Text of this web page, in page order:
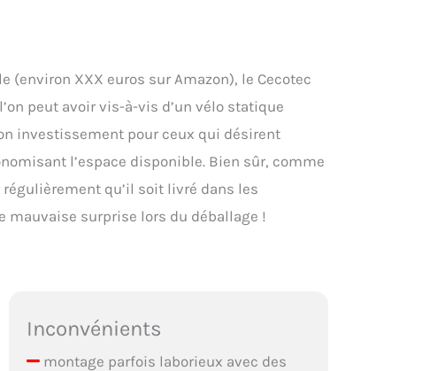
(environ XXX euros sur Amazon), le Cecotec
peut avoir vis-à-vis d’un vélo statique
investissement pour ceux qui désirent
l’espace disponible. Bien sûr, comme
qu’il soit livré dans les
surprise lors du déballage !
Inconvénients
montage parfois laborieux avec des